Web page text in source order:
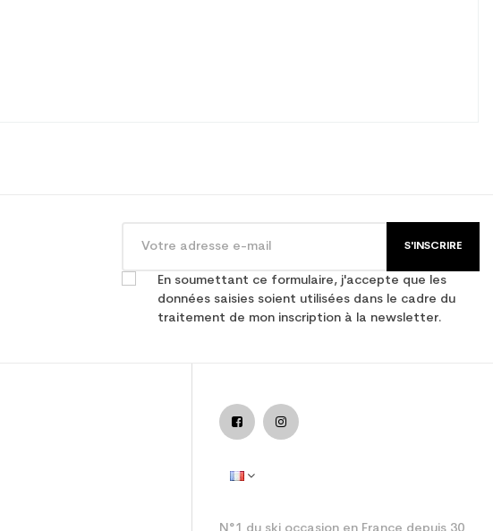
S'INSCRIRE
En soumettant ce formulaire, j'accepte que les
données saisies soient utilisées dans le cadre du
traitement de mon inscription à la newsletter.